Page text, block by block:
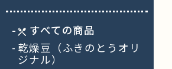
すべての商品
乾燥豆（ふきのとうオリ
ジナル）